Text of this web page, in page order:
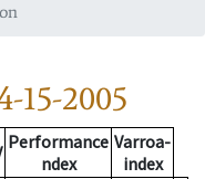
15-2005
Performance
ndex
Varroa-
index